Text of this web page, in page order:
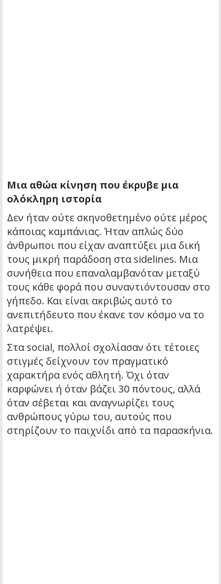
Μια αθώα κίνηση που έκρυβε μια
ολόκληρη ιστορία
Δεν ήταν ούτε σκηνοθετημένο ούτε μέρος
κάποιας καμπάνιας. Ήταν απλώς δύο
άνθρωποι που είχαν αναπτύξει μια δική
τους μικρή παράδοση στα sidelines. Μια
συνήθεια που επαναλαμβανόταν μεταξύ
τους κάθε φορά που συναντιόντουσαν στο
γήπεδο. Και είναι ακριβώς αυτό το
ανεπιτήδευτο που έκανε τον κόσμο να το
λατρέψει.
Στα social, πολλοί σχολίασαν ότι τέτοιες
στιγμές δείχνουν τον πραγματικό
χαρακτήρα ενός αθλητή. Όχι όταν
καρφώνει ή όταν βάζει 30 πόντους, αλλά
όταν σέβεται και αναγνωρίζει τους
ανθρώπους γύρω του, αυτούς που
στηρίζουν το παιχνίδι από τα παρασκήνια.